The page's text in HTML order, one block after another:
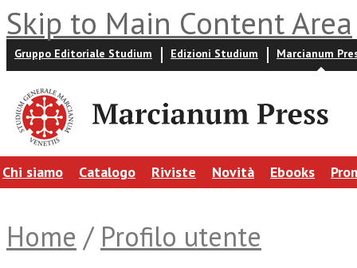
Skip to Main Content Area
Gruppo Editoriale Studium Edizioni Studium Marcianum
Chi siamo Catalogo Riviste Novità Ebooks
Home / Profilo utente